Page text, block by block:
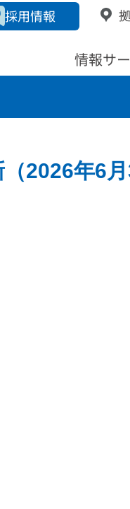
採用情報
情報サ
2026年6⽉